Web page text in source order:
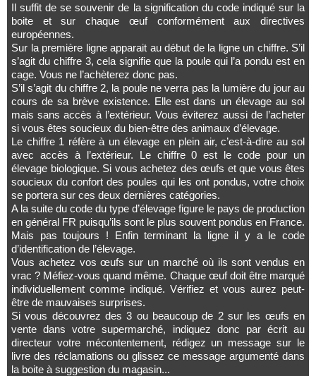
Il suffit de se souvenir de la signification du code indiqué sur la
boite et sur chaque œuf conformément aux directives
européennes.
Sur la première ligne apparait au début de la ligne un chiffre. S’il
s’agit du chiffre 3, cela signifie que la poule qui l’a pondu est en
cage. Vous ne l’achèterez donc pas.
S’il s’agit du chiffre 2, la poule ne verra pas la lumière du jour au
cours de sa brève existence. Elle est dans un élevage au sol
mais sans accès à l’extérieur. Vous éviterez aussi de l’acheter
si vous êtes soucieux du bien-être des animaux d’élevage.
Le chiffre 1 réfère à un élevage en plein air, c’est-à-dire au sol
avec accès à l’extérieur. Le chiffre 0 est le code pour un
élevage biologique. Si vous achetez des œufs et que vous êtes
soucieux du confort des poules qui les ont pondus, votre choix
se portera sur ces deux dernières catégories.
A la suite du code du type d’élevage figure le pays de production
en général FR puisqu’ils sont le plus souvent pondus en France.
Mais pas toujours ! Enfin terminant la ligne il y a le code
d’identification de l’élevage.
Vous achetez vos œufs sur un marché où ils sont vendus en
vrac ? Méfiez-vous quand même. Chaque œuf doit être marqué
individuellement comme indiqué. Vérifiez et vous aurez peut-
être de mauvaises surprises.
Si vous découvrez des 3 ou beaucoup de 2 sur les œufs en
vente dans votre supermarché, indiquez donc par écrit au
directeur votre mécontentement, rédigez un message sur le
livre des réclamations ou glissez ce message argumenté dans
la boite à suggestion du magasin...